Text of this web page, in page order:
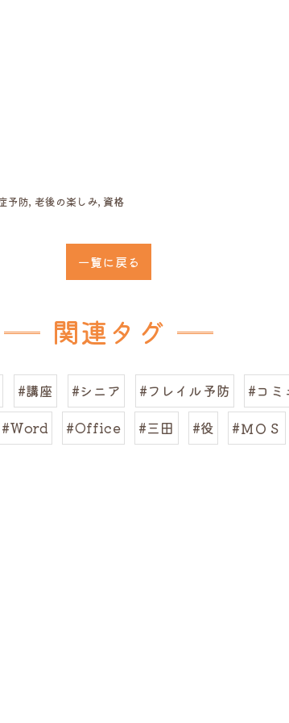
予防 老後の楽しみ 資格
一覧に戻る
関連タグ
#講座 #シニア #フレイル予防 #コミ
#Word #Office #三田 #役 #ＭＯＳ